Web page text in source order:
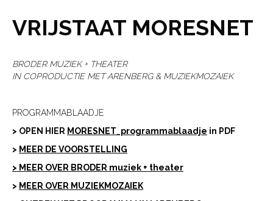
VRIJSTAAT MORESNET
BRODER MUZIEK + THEATER
IN COPRODUCTIE MET ARENBERG & MUZIEKMOZAIEK
PROGRAMMABLAADJE
> OPEN HIER MORESNET_programmablaadje in PDF
> MEER DE VOORSTELLING
> MEER OVER BRODER muziek + theater
> MEER OVER MUZIEKMOZAIEK